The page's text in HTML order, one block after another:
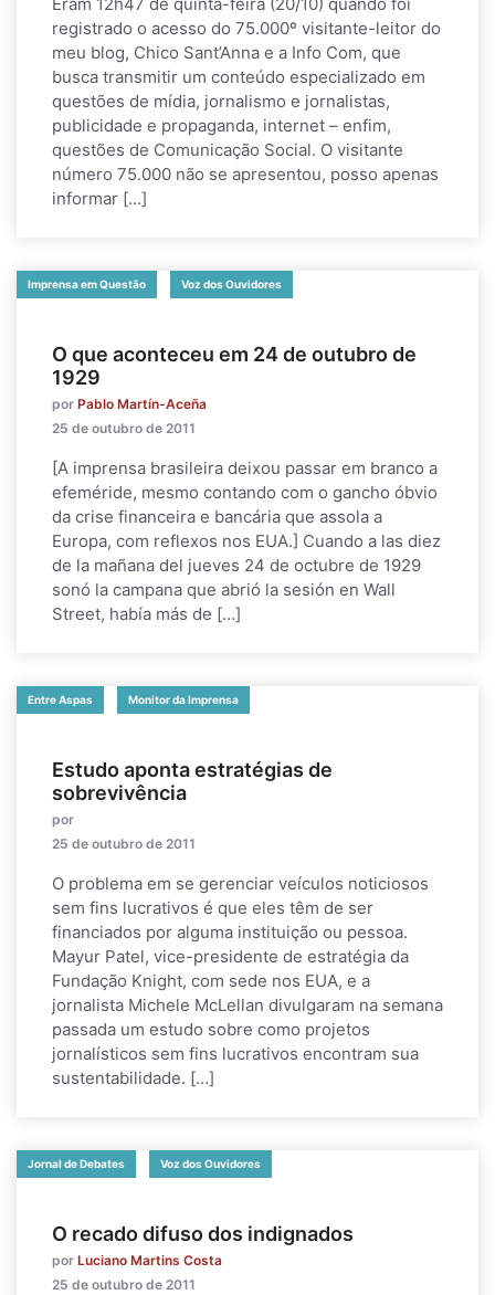
registrado o acesso do 75.000º visitante-leitor do
meu blog, Chico Sant’Anna e a Info Com, que
busca transmitir um conteúdo especializado em
questões de mídia, jornalismo e jornalistas,
publicidade e propaganda, internet – enfim,
questões de Comunicação Social. O visitante
número 75.000 não se apresentou, posso apenas
informar […]
Imprensa em Questão Voz dos Ouvidores
O que aconteceu em 24 de outubro de
1929
por Pablo Martín-Aceña
25 de outubro de 2011
[A imprensa brasileira deixou passar em branco a
efeméride, mesmo contando com o gancho óbvio
da crise financeira e bancária que assola a
Europa, com reflexos nos EUA.] Cuando a las diez
de la mañana del jueves 24 de octubre de 1929
sonó la campana que abrió la sesión en Wall
Street, había más de […]
Entre Aspas Monitor da Imprensa
Estudo aponta estratégias de
sobrevivência
por
25 de outubro de 2011
O problema em se gerenciar veículos noticiosos
sem fins lucrativos é que eles têm de ser
financiados por alguma instituição ou pessoa.
Mayur Patel, vice-presidente de estratégia da
Fundação Knight, com sede nos EUA, e a
jornalista Michele McLellan divulgaram na semana
passada um estudo sobre como projetos
jornalísticos sem fins lucrativos encontram sua
sustentabilidade. […]
Jornal de Debates Voz dos Ouvidores
O recado difuso dos indignados
por Luciano Martins Costa
25 de outubro de 2011